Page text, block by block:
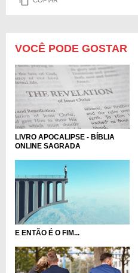
VOCÊ PODE GOSTAR
LIVRO APOCALIPSE - BÍBLIA
ONLINE SAGRADA
E ENTÃO É O FIM...